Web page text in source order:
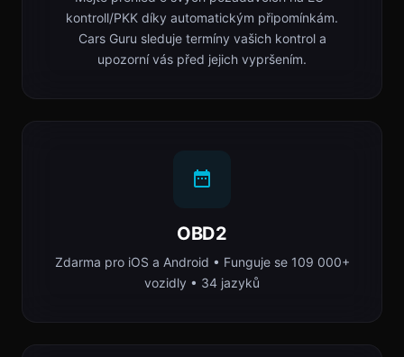
kontroll/PKK díky automatickým připomínkám.
Cars Guru sleduje termíny vašich kontrol a
upozorní vás před jejich vypršením.
OBD2
Zdarma pro iOS a Android • Funguje se 109 000+
vozidly • 34 jazyků